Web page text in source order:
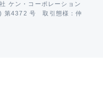
ケン・コーポレーション
第4372 号 取引態様：仲